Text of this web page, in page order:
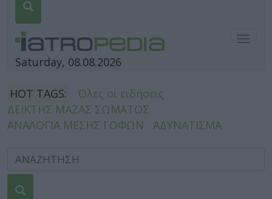
Saturday, 08.08.2026
HOT TAGS:
Όλες οι ειδήσεις
ΔΕΙΚΤΗΣ ΜΑΖΑΣ ΣΩΜΑΤΟΣ
ΑΝΑΛΟΓΙΑ ΜΕΣΗΣ ΓΟΦΩΝ
ΑΔΥΝΑΤΙΣΜΑ